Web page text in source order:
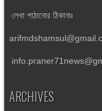
লেখা পাঠানোর ঠিকানাঃ
ARCHIVES